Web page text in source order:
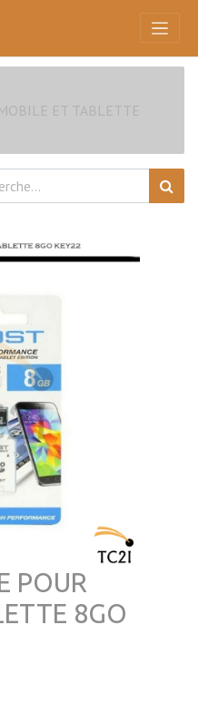
ET TABLETTE
POUR
8GO